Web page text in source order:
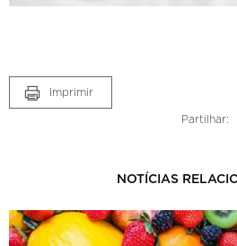
Imprimir
Partilhar:
NOTÍCIAS